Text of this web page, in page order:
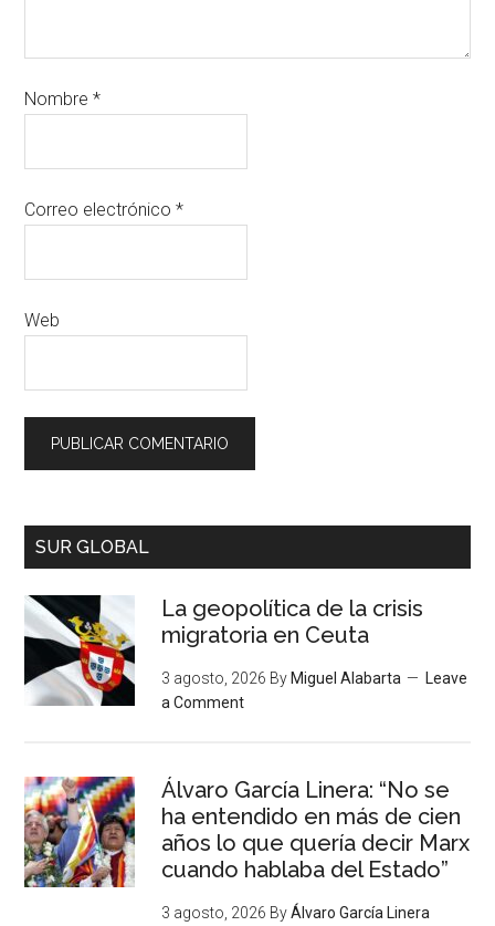
Nombre*
Correo electrónico*
Web
SUR GLOBAL
La geopolítica de la crisis
migratoria en Ceuta
3 agosto, 2026 By Miguel Alabarta
Leave
a Comment
Álvaro García Linera: “No se
ha entendido en más de cien
años lo que quería decir Marx
cuando hablaba del Estado”
3 agosto, 2026 ByÁlvaro García Linera